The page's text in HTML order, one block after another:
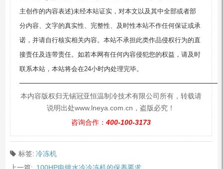
主创作的内容表述)未经本站证实，对本文以及其中全部或者部
分内容、文字的真实性、完整性、及时性本站不作任何保证或承
诺，并请自行核实相关内容。本站不承担此类作品侵权行为的直
接责任及连带责任。如若本网有任何内容侵犯您的权益，请及时
联系本站，本站将会在24小时内处理完毕。
本内容版权归无锡冠亚恒温制冷技术有限公司所有，转载请
说明出处www.lneya.com.cn，盗版必究！
咨询合作： 400-100-3173
标签: 冷冻机